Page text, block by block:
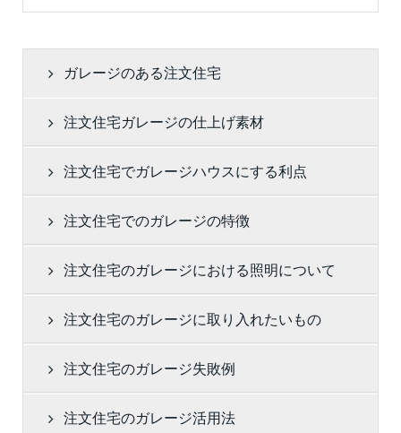
ジ
ガレージのある注文住宅
注文住宅ガレージの仕上げ素材
注文住宅でガレージハウスにする利点
注文住宅でのガレージの特徴
注文住宅のガレージにおける照明について
注文住宅のガレージに取り入れたいもの
注文住宅のガレージ失敗例
注文住宅のガレージ活用法